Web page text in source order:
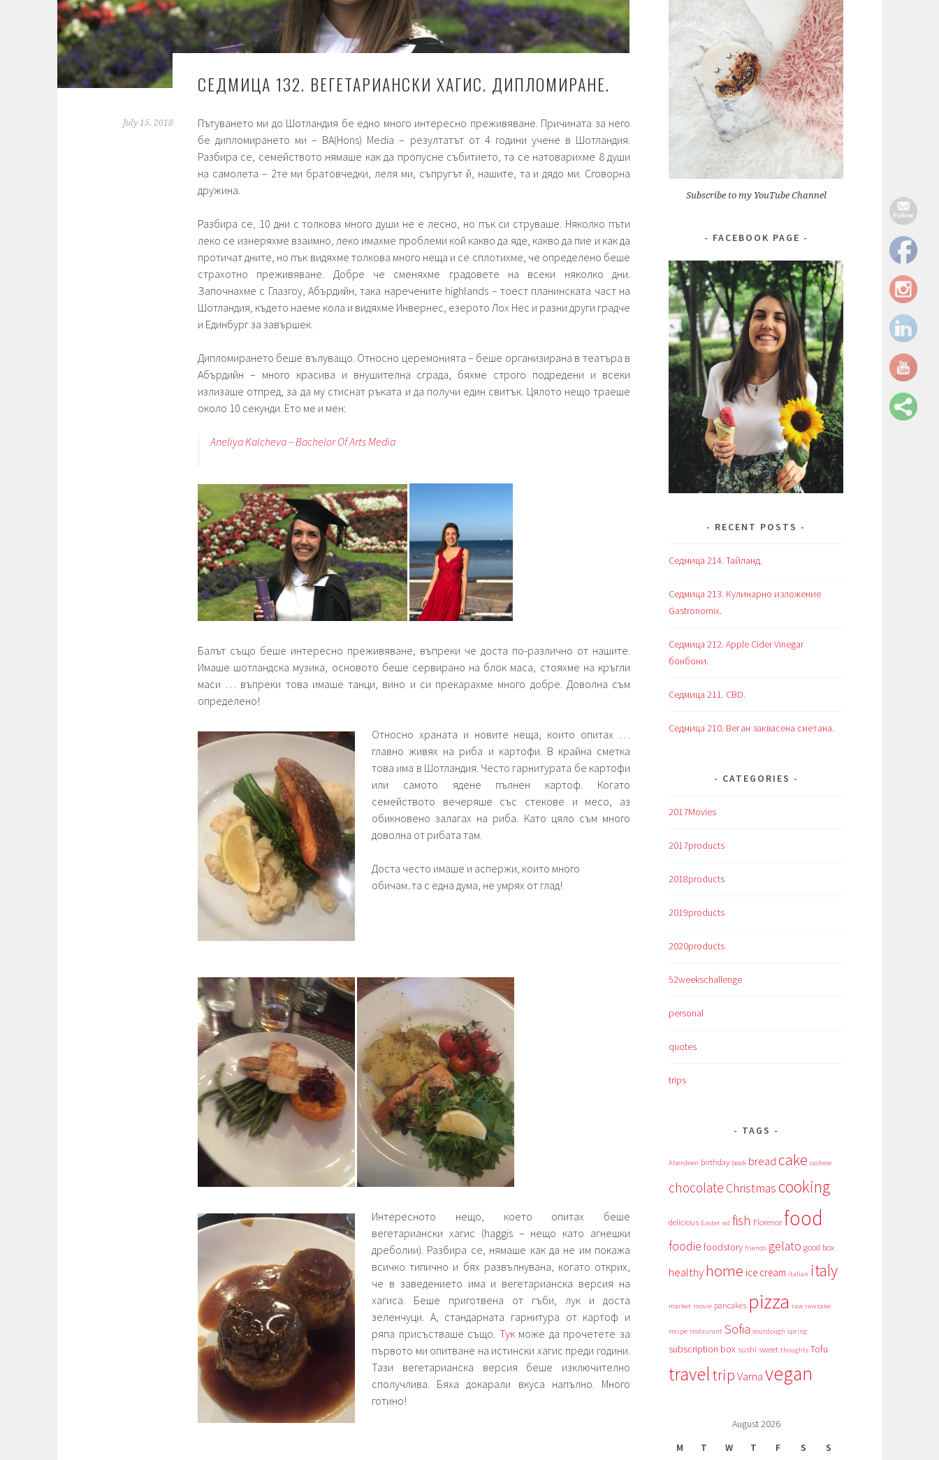
СЕДМИЦА 132. ВЕГЕТАРИАНСКИ ХАГИС. ДИПЛОМИРАНЕ.
July 15, 2018
Пътуването ми до Шотландия бе едно много интересно преживяване. Причината за него
бе дипломирането ми – BA(Hons) Media – резултатът от 4 години учене в Шотландия.
Разбира се, семейството нямаше как да пропусне събитието, та се натоварихме 8 души
на самолета – 2те ми братовчедки, леля ми, съпругът й, нашите, та и дядо ми. Сговорна
дружина.
Разбира се, 10 дни с толкова много души не е лесно, но пък си струваше. Няколко пъти
леко се изнеряхме взаимно, леко имахме проблеми кой какво да яде, какво да пие и как да
протичат дните, но пък видяхме толкова много неща и се сплотихме, че определено беше
страхотно преживяване. Добре че сменяхме градовете на всеки няколко дни.
Започнахме с Глазгоу, Абърдийн, така наречените highlands – тоест планинската част на
Шотландия, където наеме кола и видяхме Инвернес, езерото Лох Нес и разни други градче
и Единбург за завършек.
Дипломирането беше вълуващо. Относно церемонията – беше организирана в театъра в
Абърдийн – много красива и внушителна сграда, бяхме строго подредени и всеки
излизаше отпред, за да му стиснат ръката и да получи един свитък. Цялото нещо траеше
около 10 секунди. Ето ме и мен:
Aneliya Kalcheva – Bachelor Of Arts Media
Балът също беше интересно преживяване, въпреки че доста по-различно от нашите.
Имаше шотландска музика, основото беше сервирано на блок маса, стояхме на кръгли
маси … въпреки това имаше танци, вино и си прекарахме много добре. Доволна съм
определено!
Относно храната и новите неща, които опитах …
главно живях на риба и картофи. В крайна сметка
това има в Шотландия. Често гарнитурата бе картофи
или самото ядене пълнен картоф. Когато
семейството вечеряше със стекове и месо, аз
обикновено залагах на риба. Като цяло съм много
доволна от рибата там.
Доста често имаше и аспержи, които много
обичам..та с една дума, не умрях от глад!
Интересното нещо, което опитах беше
вегетариански хагис (haggis – нещо като агнешки
дреболии). Разбира се, нямаше как да не им покажа
всичко типично и бях развълнувана, когато открих,
че в заведението има и вегетарианска версия на
хагиса. Беше приготвена от гъби, лук и доста
зеленчуци. А, стандарната гарнитура от картоф и
ряпа присъстваше също. Тукможе да прочетете за
първото ми опитване на истински хагис преди години.
Тази вегетарианска версия беше изключително
сполучлива. Бяха докарали вкуса напълно. Много
готино!
Subscribe to my YouTube Channel
FACEBOOK PAGE
RECENT POSTS
Седмица 214. Тайланд.
Седмица 213. Кулинарно изложение
Gastronomix.
Седмица 212. Apple Cider Vinegar
бонбони.
Седмица 211. CBD.
Седмица 210. Веган заквасена сметана.
CATEGORIES
2017Movies
2017products
2018products
2019products
2020products
52weekschallenge
personal
quotes
trips
TAGS
Aberdeen birthday book bread cake cashew
chocolate Christmas cooking
delicious Easter ed fish Florence food
foodie foodstory friends gelato good box
healthyhome ice cream italian italy
market movie pancakes pizza raw raw cake
recipe restaurant Sofia sourdough spring
subscription box sushi sweet thoughts Tofu
traveltripVarnavegan
August 2026
M
T W T F S S